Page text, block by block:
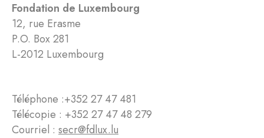
Fondation de Luxembourg
12, rue Erasme
P.O. Box 281
L-2012 Luxembourg
Téléphone :+352 27 47 481
Télécopie : +352 27 47 48 279
Courriel : secr@fdlux.lu